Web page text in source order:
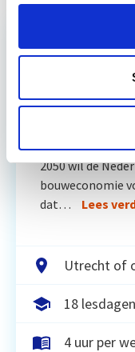
Circulair
2050 wil de
bouweconomie
dat…
Lees
Utrecht of
18
4 uur per